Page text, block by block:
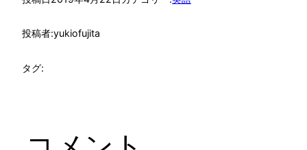
投稿者:yukiofujita
タグ: